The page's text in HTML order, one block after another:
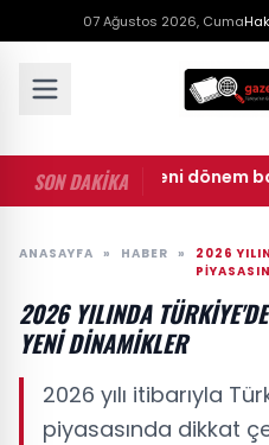
07 Ağustos 2026, Cuma
SON DAKİKA
Okullarda yeni dönem
ANASAYFA » HABER »
2026
2026 YILINDA
YENI DINAMIKLER
2026 yılı itibarıyla
piyasasında dikkat